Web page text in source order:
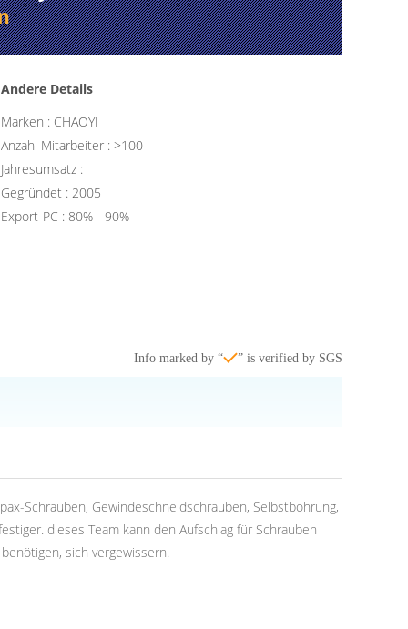
Andere Details
Marken : CHAOYI
Anzahl Mitarbeiter : >100
Jahresumsatz :
Gegründet : 2005
Export-PC : 80% - 90%
Info marked by “ ” is verified by SGS
Schrauben, Gewindeschneidschrauben, Selbstbohrung,
dieses Team kann den Aufschlag für Schrauben
sich vergewissern.